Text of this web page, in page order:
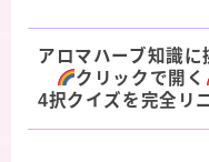
アロマハーブ知識に
クリックで開く
4択クイズを完全リ